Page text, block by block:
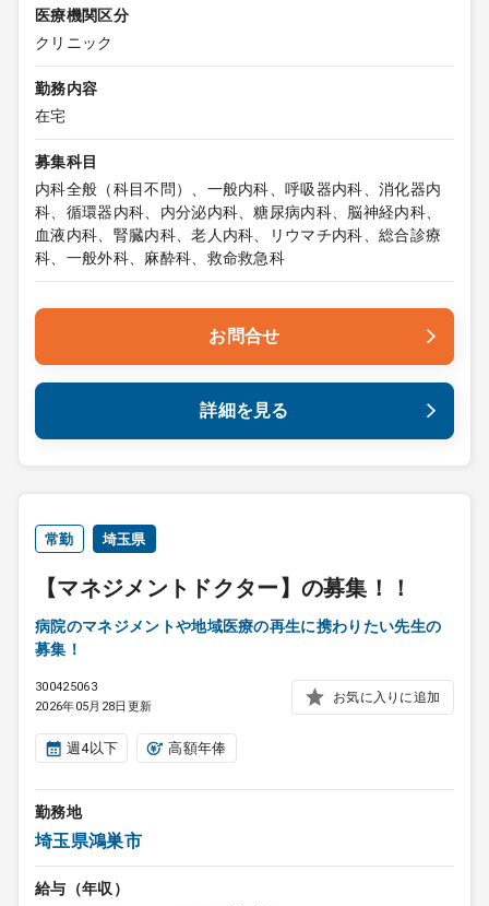
医療機関区分
クリニック
勤務内容
在宅
募集科目
内科全般（科目不問）、一般内科、呼吸器内科、消化器内
科、循環器内科、内分泌内科、糖尿病内科、脳神経内科、
血液内科、腎臓内科、老人内科、リウマチ内科、総合診療
科、一般外科、麻酔科、救命救急科
お問合せ
詳細を見る
常勤 埼玉県
【マネジメントドクター】の募集！！
病院のマネジメントや地域医療の再生に携わりたい先生の
募集！
300425063
2026年05月28日更新
お気に入りに追加
週4以下 高額年俸
勤務地
埼玉県鴻巣市
給与（年収）